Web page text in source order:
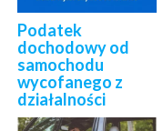
Podatek
dochodowy od
samochodu
wycofanego z
działalności